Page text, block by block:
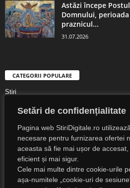
Setări de confidențialitate
Pagina web StiriDigitale.ro
necesare pentru furnizarea ofertei
aceasta să fie mai ușor de
eficient și mai sigur.
Cele mai multe dintre cookie-urile
așa-numitele „cookie-uri de
Astăzi începe
Domnului,
praznicul...
31.07.2026
CATEGORII POPULARE
Știri
Digital Lifestyle
Societate
Cultură
Religie
Știri Externe